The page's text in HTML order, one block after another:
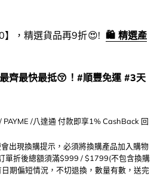
，精選貨品再9折 😍! 🛍️ 精選產
最快最抵😚 ！#順豐免運 #3天
/八達通 付款即享1% CashBack 回
出現換購提示，必須將換購產品加入購物
單折後總額須滿$999 / $1799(不包含換購
期偏短情況，不切退換，數量有數，送完